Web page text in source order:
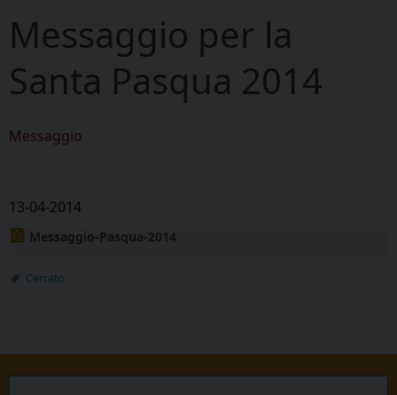
Messaggio per la
Santa Pasqua 2014
Messaggio
13-04-2014
Messaggio-Pasqua-2014
Cerrato